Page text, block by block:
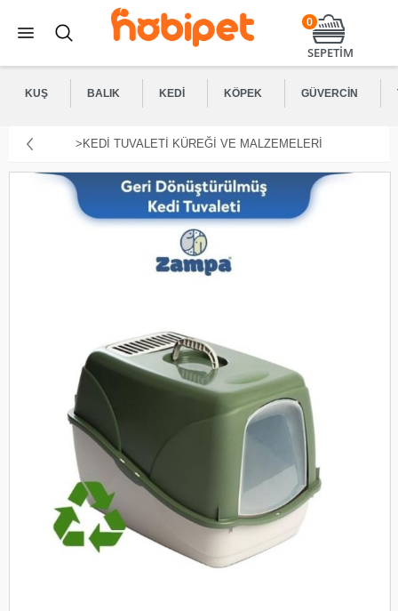
0
SEPETİM
KUŞ BALIK KEDI KÖPEK GÜVERCIN
>KEDI TUVALETI KÜREĞI VE MALZEMELERI